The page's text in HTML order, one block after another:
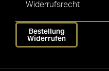
Widerrufsrecht
Bestellung
Widerrufen